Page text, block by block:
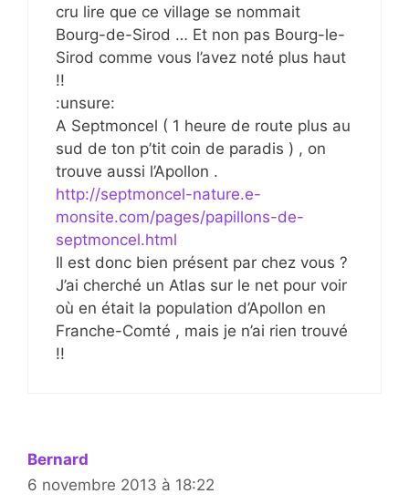
cru lire que ce village se nommait
Bourg-de-Sirod … Et non pas Bourg-le-
Sirod comme vous l’avez noté plus haut
!!
:unsure:
A Septmoncel ( 1 heure de route plus au
sud de ton p’tit coin de paradis ) , on
trouve aussi l’Apollon .
http://septmoncel-nature.e-
monsite.com/pages/papillons-de-
septmoncel.html
Il est donc bien présent par chez vous ?
J’ai cherché un Atlas sur le net pour voir
où en était la population d’Apollon en
Franche-Comté , mais je n’ai rien trouvé
!!
Bernard
6 novembre 2013 à 18:22